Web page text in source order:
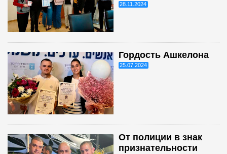
28.11.2024
Гордость Ашкелона
25.07.2024
От полиции в знак
признательности